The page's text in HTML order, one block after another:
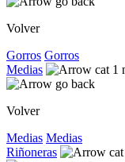
Volver
Gorros Gorros
Medias
Volver
Medias Medias
Riñoneras